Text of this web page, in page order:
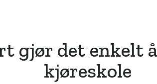
gjør det enkelt
kjøreskole